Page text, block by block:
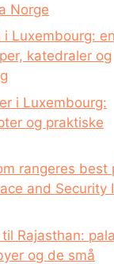
Norge
i Luxembourg: en
katedraler og
i Luxembourg:
og praktiske
rangeres best
and Security
Rajasthan:
og de små